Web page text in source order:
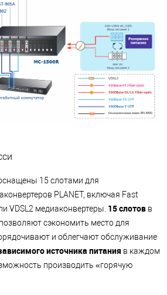
15 слотами для
PLANET, включая Fast
VDSL2 медиаконвертеры. 15 слотов в
сэкономить место для
и облегчают обслуживание
источника питания в каждом
производить «горячую